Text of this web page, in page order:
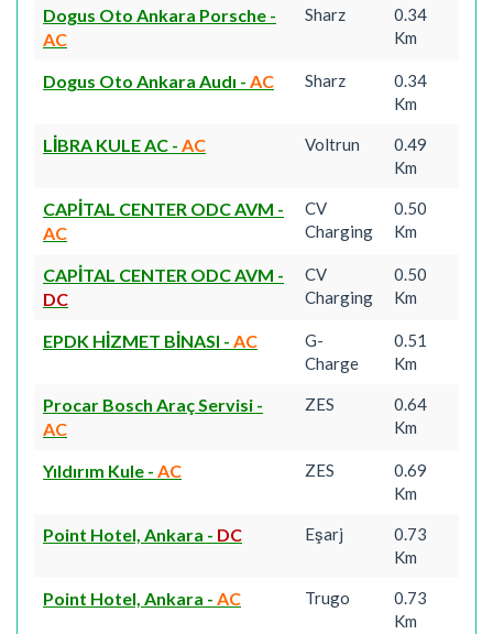
Dogus Oto Ankara Porsche -
AC
Sharz
0.34
Km
Dogus Oto Ankara Audı - AC Sharz
0.34
Km
LİBRA KULE AC - AC Voltrun
0.49
Km
CAPİTAL CENTER ODC AVM -
AC
CV
Charging
0.50
Km
CAPİTAL CENTER ODC AVM -
DC
CV
Charging
0.50
Km
EPDK HİZMET BİNASI - AC
G-
Charge
0.51
Km
Procar Bosch Araç Servisi -
AC
ZES
0.64
Km
Yıldırım Kule - AC ZES
0.69
Km
Point Hotel, Ankara - DC Eşarj
0.73
Km
Point Hotel, Ankara - AC Trugo
0.73
Km